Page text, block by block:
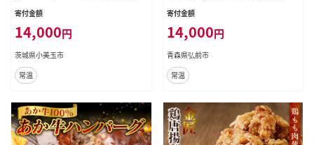
月下旬以降発送予定】 75-B
寄付金額
14,000円
茨城県小美玉市
常温
森 果物 フルーツ 林檎 リンゴ くだも
ル おいしい ふじ りんご 果実 果物
美味 林檎 弘前市]
寄付金額
14,000円
青森県弘前市
常温